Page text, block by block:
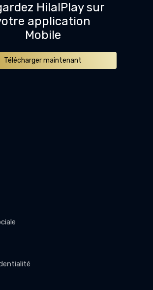
HilalPlay sur
application
Mobile
Télécharger maintenant